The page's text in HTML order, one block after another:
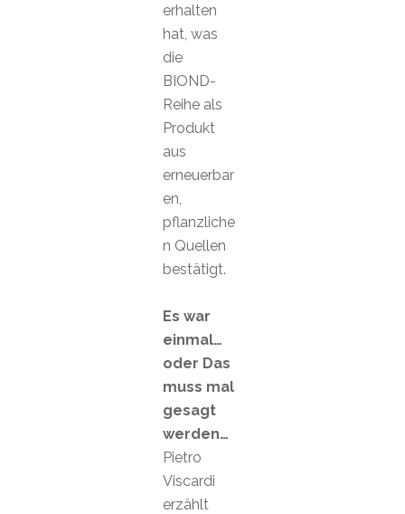
erhalten
hat, was
die
BIOND-
Reihe als
Produkt
aus
erneuerbar
en,
pflanzliche
n Quellen
bestätigt.
Es war
einmal…
oder Das
muss mal
gesagt
werden…
Pietro
Viscardi
erzählt